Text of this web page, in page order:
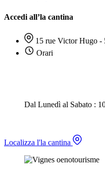
Accedi all’la cantina
15 rue Victor Hugo -
Orari
Dal Lunedì al Sabato :
Localizza l'la cantina